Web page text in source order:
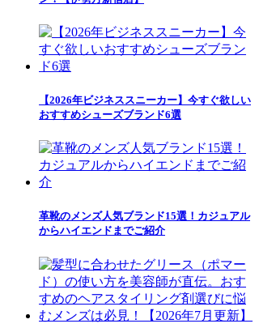
【2026年ビジネススニーカー】今すぐ欲しい
おすすめシューズブランド6選
革靴のメンズ人気ブランド15選！カジュアル
からハイエンドまでご紹介